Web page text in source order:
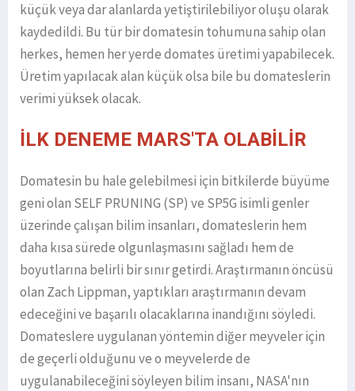
küçük veya dar alanlarda yetiştirilebiliyor oluşu olarak
kaydedildi. Bu tür bir domatesin tohumuna sahip olan
herkes, hemen her yerde domates üretimi yapabilecek.
Üretim yapılacak alan küçük olsa bile bu domateslerin
verimi yüksek olacak.
İLK DENEME MARS'TA OLABİLİR
Domatesin bu hale gelebilmesi için bitkilerde büyüme
geni olan SELF PRUNING (SP) ve SP5G isimli genler
üzerinde çalışan bilim insanları, domateslerin hem
daha kısa sürede olgunlaşmasını sağladı hem de
boyutlarına belirli bir sınır getirdi. Araştırmanın öncüsü
olan Zach Lippman, yaptıkları araştırmanın devam
edeceğini ve başarılı olacaklarına inandığını söyledi.
Domateslere uygulanan yöntemin diğer meyveler için
de geçerli olduğunu ve o meyvelerde de
uygulanabileceğini söyleyen bilim insanı, NASA'nın